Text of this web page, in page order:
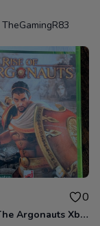
TheGamingR83
0
Rise Of The Argonauts Xbox 360